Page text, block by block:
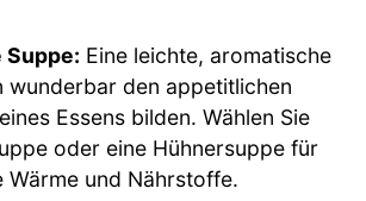
Eine leichte, aromatische
wunderbar den appetitlichen
Essens bilden. Wählen Sie
oder eine Hühnersuppe für
Wärme und Nährstoffe.